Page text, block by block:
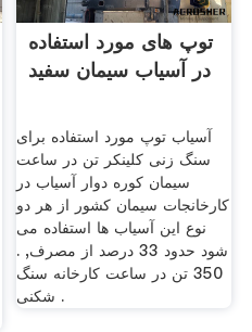
توپ های مورد استفاده
در آسیاب سیمان سفید
آسیاب توپ مورد استفاده برای
سنگ زنی کلینکر تن در ساعت
سیمان کوره دوار آسیاب در
کارخانجات سیمان کشور از هر دو
نوع این آسیاب ها استفاده می
شود حدود 33 درصد از مصرف, .
350 تن در ساعت کارخانه سنگ
شکنی .